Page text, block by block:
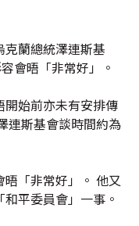
蘭總統澤連斯基
會晤「非常好」。
始前亦未有安排傳
連斯基會談時間約為
「非常好」。 他又
平委員會」一事。